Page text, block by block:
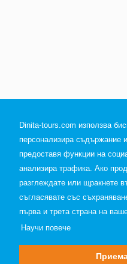
Dinita-tours.com използва
персонализира съдържание
предоставя функции на
анализира трафика. Ако
разглеждате или щракнете
съгласявате със
първа и трета страна на
Научи повече